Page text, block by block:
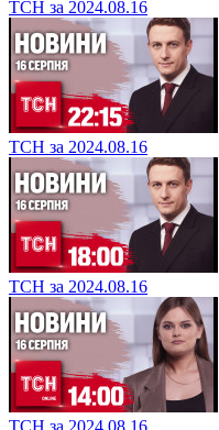
ТСН за 2024.08.16
ТСН за 2024.08.16
ТСН за 2024.08.16
ТСН за 2024.08.16